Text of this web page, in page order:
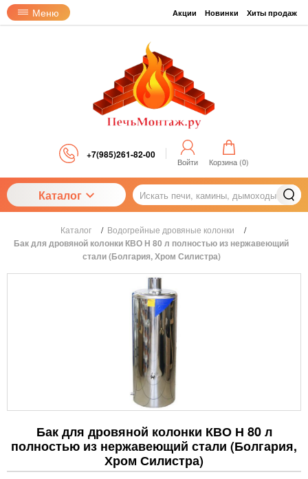
Меню Акции Новинки Хиты продаж
+7(985)261-82-00
Войти Корзина (0)
Каталог
Каталог / Водогрейные дровяные колонки /
Бак для дровяной колонки КВО Н 80 л полностью из нержавеющий
стали (Болгария, Хром Силистра)
Бак для дровяной колонки КВО Н 80 л
полностью из нержавеющий стали (Болгария,
Хром Силистра)